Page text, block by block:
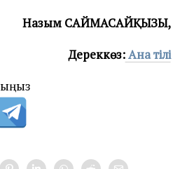
Назым САЙМАСАЙҚЫЗЫ,
Дереккөз:Ана тілі